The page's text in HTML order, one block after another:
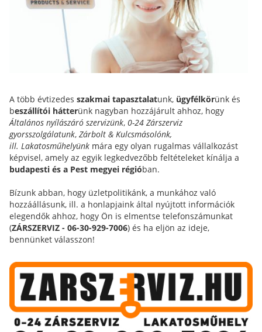
A több évtizedes szakmai tapasztalatunk, ügyfélkörünk és
beszállítói hátterünk nagyban hozzájárult ahhoz, hogy
Általános nyílászáró szervizünk, 0-24 Zárszerviz
gyorsszolgálatunk, Zárbolt & Kulcsmásolónk,
ill. Lakatosműhelyünk mára egy olyan rugalmas vállalkozást
képvisel, amely az egyik legkedvezőbb feltételeket kínálja a
budapesti és a Pest megyei régióban.
Bízunk abban, hogy üzletpolitikánk, a munkához való
hozzáállásunk, ill. a honlapjaink által nyújtott információk
elegendők ahhoz, hogy Ön is elmentse telefonszámunkat
(ZÁRSZERVIZ - 06-30-929-7006) és ha eljön az ideje,
bennünket válasszon!